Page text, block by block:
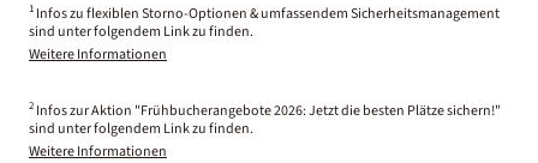
1 Infos zu flexiblen Storno-Optionen & umfassendem Sicherheitsmanagement
sind unter folgendem Link zu finden.
Weitere Informationen
2 Infos zur Aktion "Frühbucherangebote 2026: Jetzt die besten Plätze sichern!"
sind unter folgendem Link zu finden.
Weitere Informationen